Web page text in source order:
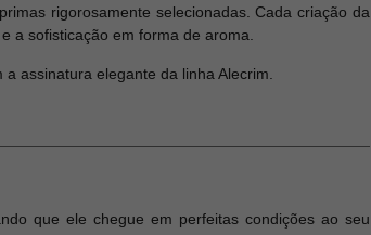
rigorosamente selecionadas. Cada criação da
a sofisticação em forma de aroma.
assinatura elegante da linha Alecrim.
que ele chegue em perfeitas condições ao seu